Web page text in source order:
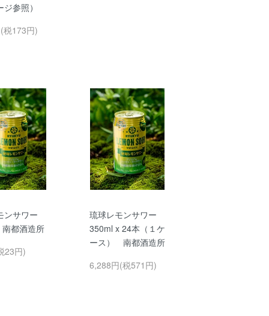
参照）
税173円)
ンサワー
都酒造所
23円)
琉球レモンサワー
350ml x 24本（１ケ
ース） 南都酒造所
6,288円(税571円)